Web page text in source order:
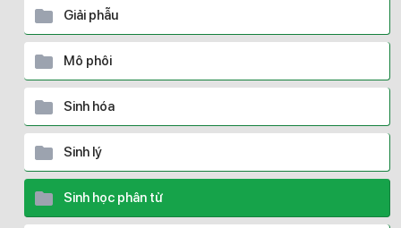
Giải phẫu
Mô phôi
Sinh hóa
Sinh lý
Sinh học phân tử